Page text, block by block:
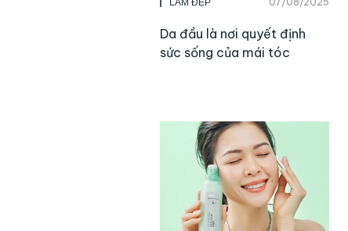
Da đầu là nơi quyết định
sức sống của mái tóc